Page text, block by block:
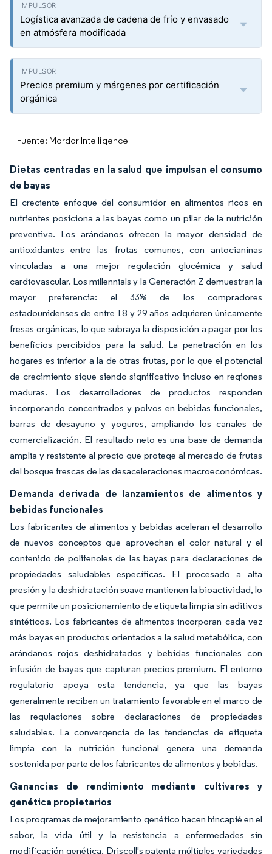
Logística avanzada de cadena de frío y envasado
en atmósfera modificada
Precios premium y márgenes por certificación
orgánica
Fuente: Mordor Intelligence
Dietas centradas en la salud que impulsan el consumo
de bayas
El creciente enfoque del consumidor en alimentos ricos en
nutrientes posiciona a las bayas como un pilar de la nutrición
preventiva. Los arándanos ofrecen la mayor densidad de
antioxidantes entre las frutas comunes, con antocianinas
vinculadas a una mejor regulación glucémica y salud
cardiovascular. Los millennials y la Generación Z demuestran la
mayor preferencia: el 33% de los compradores
estadounidenses de entre 18 y 29 años adquieren únicamente
fresas orgánicas, lo que subraya la disposición a pagar por los
beneficios percibidos para la salud. La penetración en los
hogares es inferior a la de otras frutas, por lo que el potencial
de crecimiento sigue siendo significativo incluso en regiones
maduras. Los desarrolladores de productos responden
incorporando concentrados y polvos en bebidas funcionales,
barras de desayuno y yogures, ampliando los canales de
comercialización. El resultado neto es una base de demanda
amplia y resistente al precio que protege al mercado de frutas
del bosque frescas de las desaceleraciones macroeconómicas.
Demanda derivada de lanzamientos de alimentos y
bebidas funcionales
Los fabricantes de alimentos y bebidas aceleran el desarrollo
de nuevos conceptos que aprovechan el color natural y el
contenido de polifenoles de las bayas para declaraciones de
propiedades saludables específicas. El procesado a alta
presión y la deshidratación suave mantienen la bioactividad, lo
que permite un posicionamiento de etiqueta limpia sin aditivos
sintéticos. Los fabricantes de alimentos incorporan cada vez
más bayas en productos orientados a la salud metabólica, con
arándanos rojos deshidratados y bebidas funcionales con
infusión de bayas que capturan precios premium. El entorno
regulatorio apoya esta tendencia, ya que las bayas
generalmente reciben un tratamiento favorable en el marco de
las regulaciones sobre declaraciones de propiedades
saludables. La convergencia de las tendencias de etiqueta
limpia con la nutrición funcional genera una demanda
sostenida por parte de los fabricantes de alimentos y bebidas.
Ganancias de rendimiento mediante cultivares y
genética propietarios
Los programas de mejoramiento genético hacen hincapié en el
sabor, la vida útil y la resistencia a enfermedades sin
modificación genética. Driscoll's patenta múltiples variedades